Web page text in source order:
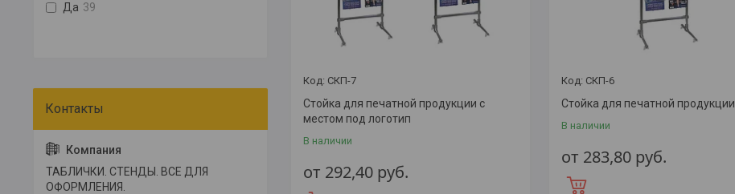
СКП-7
Стойка для печатной продукции с
местом под логотип
В наличии
от 292,40 руб.
СКП-6
Стойка для печатной продукции
В наличии
от 283,80 руб.
Да 39
ТАБЛИЧКИ. СТЕНДЫ. ВСЕ ДЛЯ
ОФОРМЛЕНИЯ.